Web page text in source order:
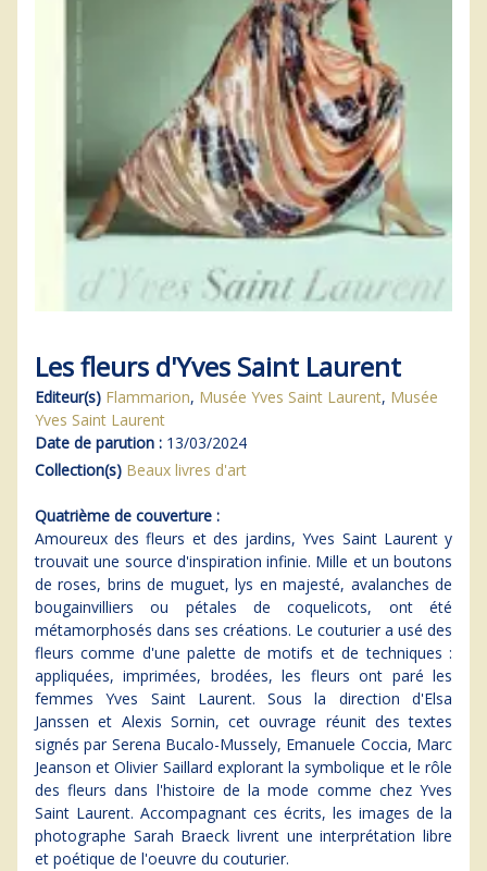
Les fleurs d'Yves Saint Laurent
Editeur(s) Flammarion, Musée Yves Saint Laurent, Musée
Yves Saint Laurent
Date de parution : 13/03/2024
Collection(s) Beaux livres d'art
Quatrième de couverture :
Amoureux des fleurs et des jardins, Yves Saint Laurent y
trouvait une source d'inspiration infinie. Mille et un boutons
de roses, brins de muguet, lys en majesté, avalanches de
bougainvilliers ou pétales de coquelicots, ont été
métamorphosés dans ses créations. Le couturier a usé des
fleurs comme d'une palette de motifs et de techniques :
appliquées, imprimées, brodées, les fleurs ont paré les
femmes Yves Saint Laurent. Sous la direction d'Elsa
Janssen et Alexis Sornin, cet ouvrage réunit des textes
signés par Serena Bucalo-Mussely, Emanuele Coccia, Marc
Jeanson et Olivier Saillard explorant la symbolique et le rôle
des fleurs dans l'histoire de la mode comme chez Yves
Saint Laurent. Accompagnant ces écrits, les images de la
photographe Sarah Braeck livrent une interprétation libre
et poétique de l'oeuvre du couturier.